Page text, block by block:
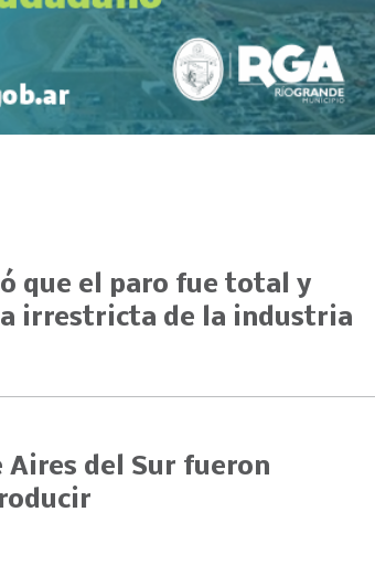
que el paro fue total y
irrestricta de la industria
Aires del Sur fueron